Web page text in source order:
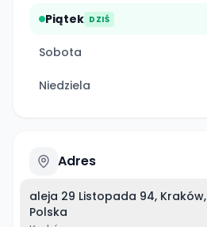
Piątek DZIŚ
Sobota
Niedziela
Adres
aleja 29 Listopada 94, Kraków,
Polska